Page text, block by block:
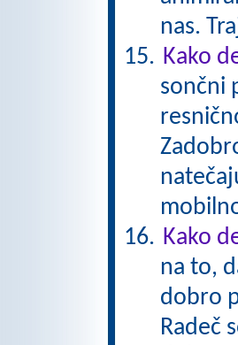
nas.
Kako
sončni
Kako
na to,
dobro
Radeč